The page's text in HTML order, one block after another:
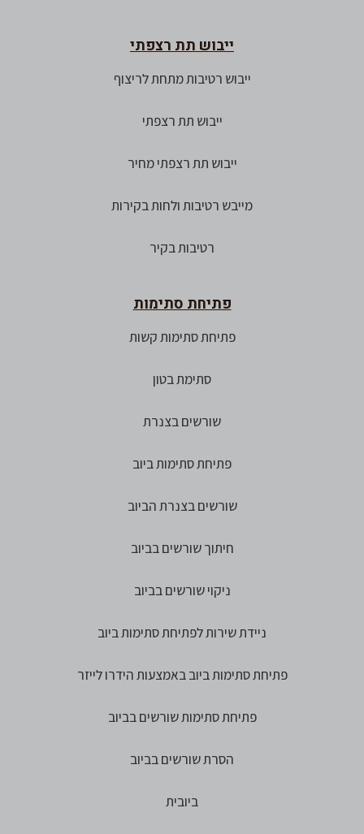
ייבוש תת רצפתי
ייבוש רטיבות מתחת לריצוף
ייבוש תת רצפתי
ייבוש תת רצפתי מחיר
מייבש רטיבות ולחות בקירות
רטיבות בקיר
פתיחת סתימות
פתיחת סתימות קשות
סתימת בטון
שורשים בצנרת
פתיחת סתימות ביוב
שורשים בצנרת הביוב
חיתוך שורשים בביוב
ניקוי שורשים בביוב
ניידת שירות לפתיחת סתימות ביוב
פתיחת סתימות ביוב באמצעות הידרו לייזר
פתיחת סתימות שורשים בביוב
הסרת שורשים בביוב
ביובית